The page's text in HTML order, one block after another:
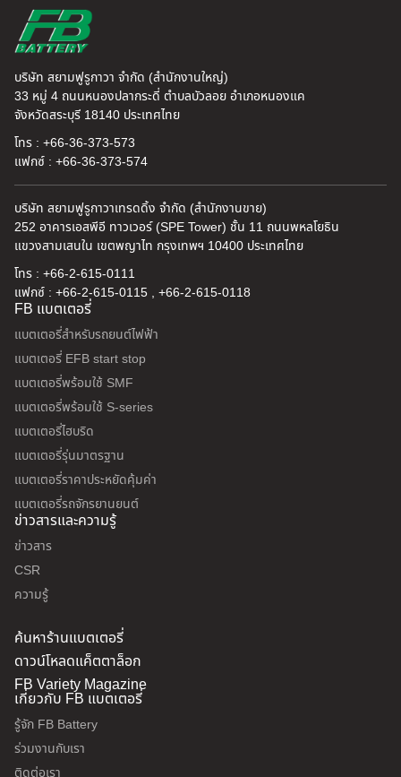
บริษัท สยามฟูรูกาวา จำกัด (สำนักงานใหญ่)
33 หมู่ 4 ถนนหนองปลากระดี่ ตำบลบัวลอย อำเภอหนองแค
จังหวัดสระบุรี 18140 ประเทศไทย
โทร : +66-36-373-573
แฟกซ์ : +66-36-373-574
บริษัท สยามฟูรูกาวาเทรดดิ้ง จำกัด (สำนักงานขาย)
252 อาคารเอสพีอี ทาวเวอร์ (SPE Tower) ชั้น 11 ถนนพหลโยธิน
แขวงสามเสนใน เขตพญาไท กรุงเทพฯ 10400 ประเทศไทย
โทร : +66-2-615-0111
แฟกซ์ : +66-2-615-0115 , +66-2-615-0118
FB แบตเตอรี่
แบตเตอรี่สำหรับรถยนต์ไฟฟ้า
แบตเตอรี่ EFB start stop
แบตเตอรี่พร้อมใช้ SMF
แบตเตอรี่พร้อมใช้ S-series
แบตเตอรี่ไฮบริด
แบตเตอรี่รุ่นมาตรฐาน
แบตเตอรี่ราคาประหยัดคุ้มค่า
แบตเตอรี่รถจักรยานยนต์
ข่าวสารและความรู้
ข่าวสาร
CSR
ความรู้
ค้นหาร้านแบตเตอรี่
ดาวน์โหลดแค็ตตาล็อก
FB Variety Magazine
เกี่ยวกับ FB แบตเตอรี่
รู้จัก FB Battery
ร่วมงานกับเรา
ติดต่อเรา